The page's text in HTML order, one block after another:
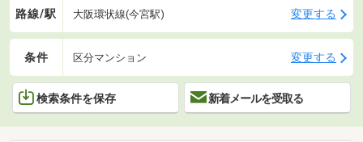
路線/駅 大阪環状線(今宮駅) 変更する
条件 区分マンション 変更する
検索条件を保存 新着メールを受取る